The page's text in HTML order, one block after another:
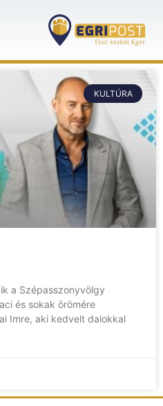
KULTÚRA
a Szépasszonyvölgy
és sokak örömére
Imre, aki kedvelt dalokkal